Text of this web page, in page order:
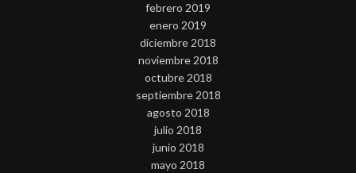
febrero 2019
enero 2019
diciembre 2018
noviembre 2018
octubre 2018
septiembre 2018
agosto 2018
julio 2018
junio 2018
mayo 2018